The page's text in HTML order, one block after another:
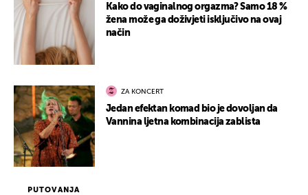
PUTOVANJA
Kako do vaginalnog orgazma? Samo 18 %
žena može ga doživjeti isključivo na ovaj
način
ZA KONCERT
Jedan efektan komad bio je dovoljan da
Vannina ljetna kombinacija zablista